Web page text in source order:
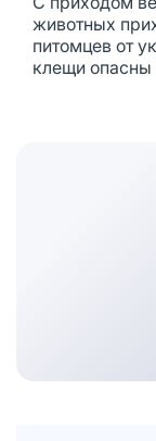
животных
питомцев от
клещи опасны